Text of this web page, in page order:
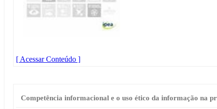
[ Acessar Conteúdo ]
Competência informacional e o uso ético da informação na